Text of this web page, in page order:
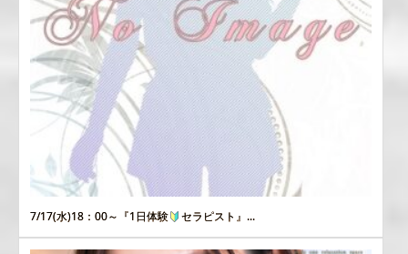
7/17(水)18：00～『1日体験 セラピスト』...